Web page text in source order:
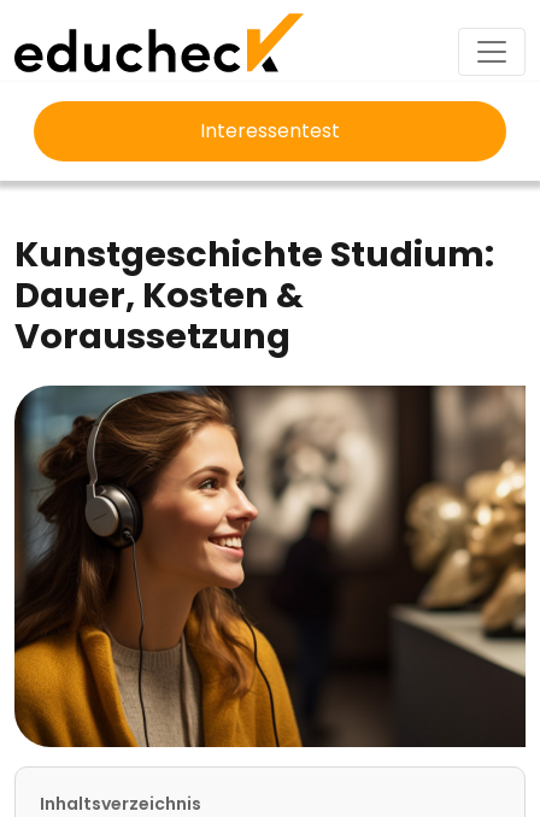
Interessentest
EDUCHECK
STUDIUM
KUNSTGESCHICHTE STUDIUM
Kunstgeschichte Studium:
Dauer, Kosten &
Voraussetzung
Inhaltsverzeichnis